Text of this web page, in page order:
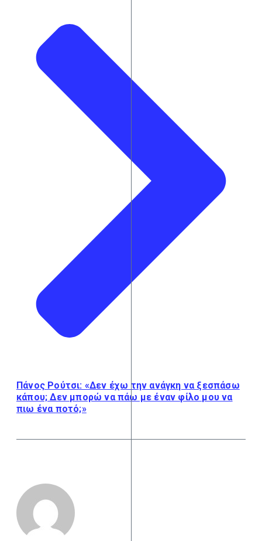
Πάνος Ρούτσι: «Δεν έχω την ανάγκη να ξεσπάσω
κάπου; Δεν μπορώ να πάω με έναν φίλο μου να
πιω ένα ποτό;»